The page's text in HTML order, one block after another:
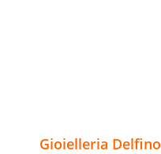
Gioielleria Delfino